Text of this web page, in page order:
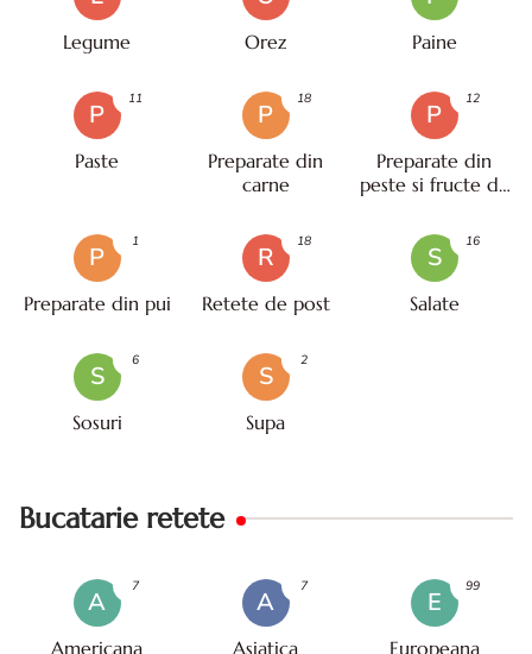
Legume Orez Paine
P
Paste
11
P
Preparate din
carne
18
P
Preparate din
peste si fructe de
12
P
Preparate din pui
1
R
Retete de post
18
S
Salate
16
S
Sosuri
6
S
Supa
2
Bucatarie retete
A
Americana
7
A
Asiatica
7
E
Europeana
99